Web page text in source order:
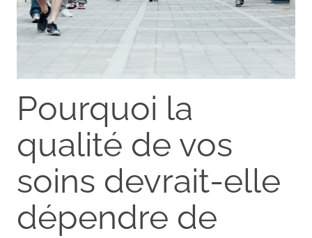
Pourquoi la
qualité de vos
soins devrait-elle
dépendre de